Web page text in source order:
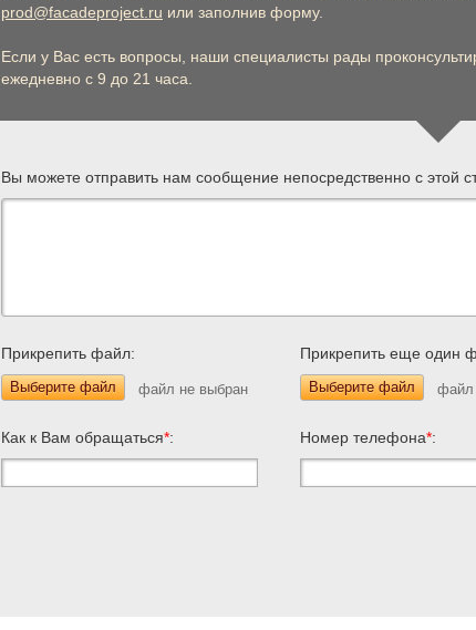
prod@facadeproject.ru или заполнив форму.
Если у Вас есть вопросы, наши специалисты рады
ежедневно с 9 до 21 часа.
Вы можете отправить нам сообщение непосредственно с этой
Прикрепить файл:
Выберите файл
Прикрепить еще один
Выберите файл
Как к Вам обращаться*: Номер телефона*: